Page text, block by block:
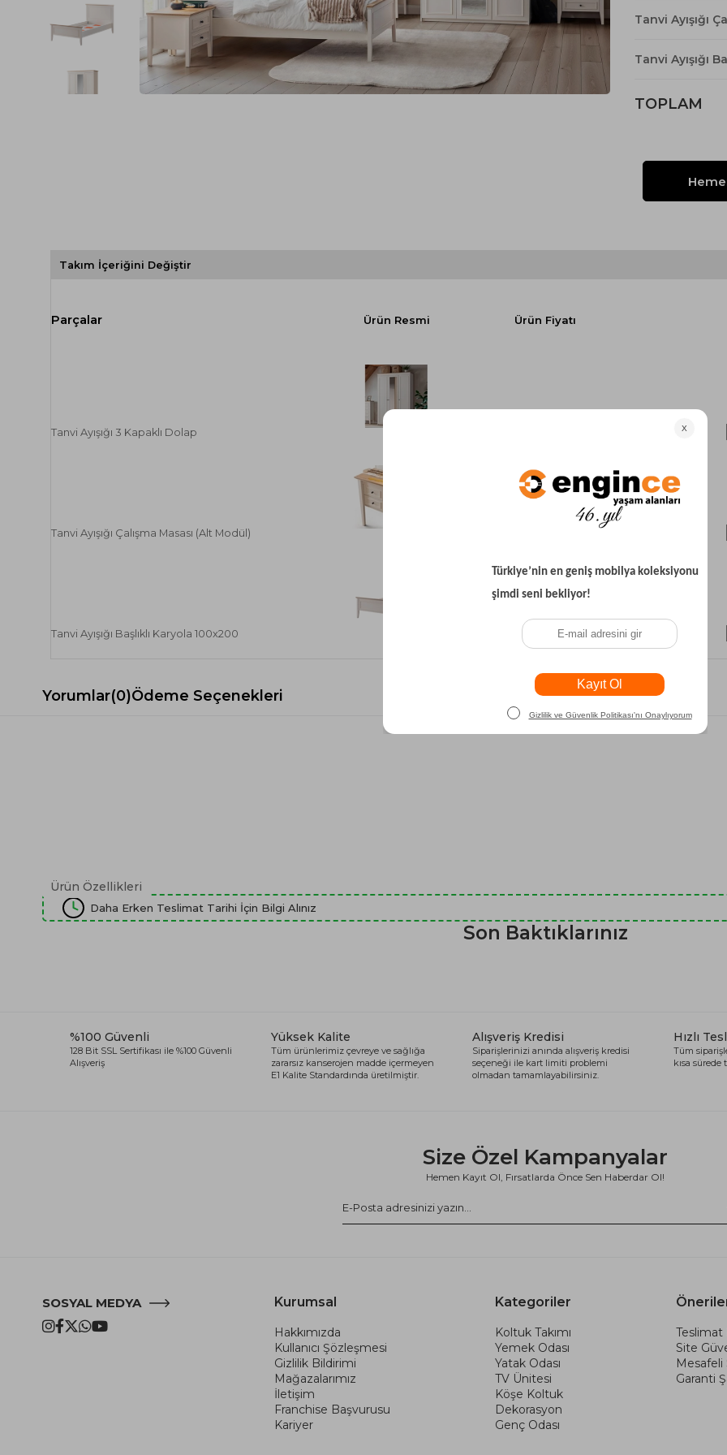
Spor Koltuk Takımı
Krem Koltuk Takımı
Gri Koltuk Takımı
Büro Koltuk Takımı
Gri TV Ünitesi
Beyaz TV Ünitesi
Siyah TV Ünitesi
Şömineli TV Ünitesi
Yataklı Koltuk
Köşe Koltuk
Modern Köşe Koltuk
Ekonomik Köşe Koltuk
Tanvi Ayışığı
Tanvi Ayışığı
TOPLAM
Takım İçeriğini Değiştir
Ürün Resmi Ürün Fiyatı
Tanvi Ayışığı 3 Kapaklı Dolap
Tanvi Ayışığı Çalışma Masası (Alt Modül)
Tanvi Ayışığı Başlıklı Karyola 100x200 ₺14.900
Yorumlar(0)Ödeme Seçenekleri
Ürün Özellikleri
Daha Erken Teslimat Tarihi İçin Bilgi Alınız
Son Baktıklarınız
%100 Güvenli
128 Bit SSL Sertifikası ile %100 Güvenli
Alışveriş
Yüksek Kalite
Tüm ürünlerimiz çevreye ve sağlığa
zararsız kanserojen madde içermeyen
E1 Kalite Standardında üretilmiştir.
Alışveriş Kredisi
Siparişlerinizi anında alışveriş kredisi
seçeneği ile kart limiti problemi
olmadan tamamlayabilirsiniz.
Hızlı
Tüm
kısa sürede
Size Özel Kampanyalar
Hemen Kayıt Ol, Fırsatlarda Önce Sen Haberdar Ol!
SOSYAL MEDYA Kurumsal
Hakkımızda
Kullanıcı Şözleşmesi
Gizlilik Bildirimi
Mağazalarımız
İletişim
Franchise Başvurusu
Kariyer
Kategoriler
Koltuk Takımı
Yemek Odası
Yatak Odası
TV Ünitesi
Köşe Koltuk
Dekorasyon
Genç Odası
Teslimat
Site
Mesafeli
Garanti